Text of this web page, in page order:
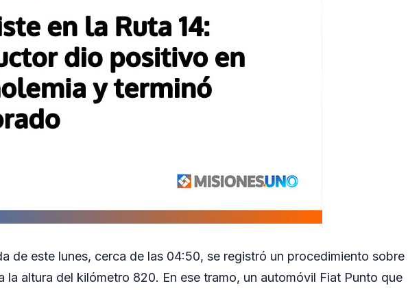
de este lunes, cerca de las 04:50, se registró un procedimiento sobre
la altura del kilómetro 820. En ese tramo, un automóvil Fiat Punto que